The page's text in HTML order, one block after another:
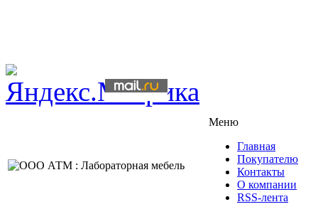
Меню
Главная
Покупателю
Контакты
О компании
RSS-лента